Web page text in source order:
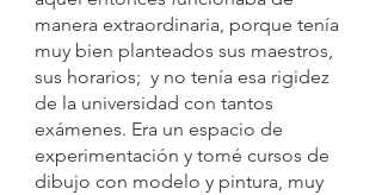
manera extraordinaria, porque tenía
muy bien planteados sus maestros,
sus horarios;  y no tenía esa rigidez
de la universidad con tantos
exámenes. Era un espacio de
experimentación y tomé cursos de
dibujo con modelo y pintura, muy